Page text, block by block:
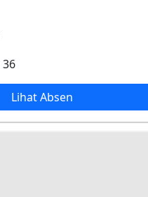
36
Lihat Absen